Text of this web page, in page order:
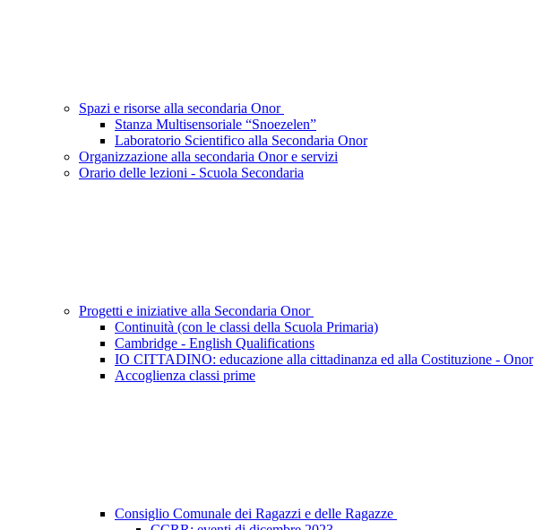
Spazi e risorse alla secondaria Onor
Stanza Multisensoriale “Snoezelen”
Laboratorio Scientifico alla Secondaria Onor
Organizzazione alla secondaria Onor e servizi
Orario delle lezioni - Scuola Secondaria
Progetti e iniziative alla Secondaria Onor
Continuità (con le classi della Scuola Primaria)
Cambridge - English Qualifications
IO CITTADINO: educazione alla cittadinanza ed alla Costituzione - Onor
Accoglienza classi prime
Consiglio Comunale dei Ragazzi e delle Ragazze